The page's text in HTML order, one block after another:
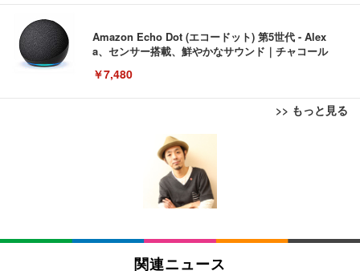
Amazon Echo Dot (エコードット) 第5世代 - Alex
a、センサー搭載、鮮やかなサウンド｜チャコール
￥7,480
>> もっと見る
[EdoErgo] オフィスチェア 椅子 テレワーク 疲れな
い 跳ね上げ式アームレスト コンパクト 約105度ロッ
キング pc 事務椅子 360度回転 座面昇降 強化ナイロ
ン樹脂ベース 通気性メッシュ 在宅ワーク H-WY01
(黒網+黒枠+黒足)
SIHOO B100 オフィスチェア／デスクチェア メッシ
ュチェア 人間工学 疲れない ブラック
EIZO ビジネス向けプレミアムモニター | FlexScan
EV3240X-WT | 31.5型4K UHD・USB Type-C・ホワ
EIZO ビジネス向けプレミアムモニター | FlexScan
Amazonベーシック ペットシーツ 薄型 レギュラー 1
回使い捨て 無香料 ホワイト 300枚
Amazonベーシック ペットシーツ 厚型 ワイド 42枚
x2袋(84枚) ホワイト(吸収面:ライトブルー)
関連ニュース